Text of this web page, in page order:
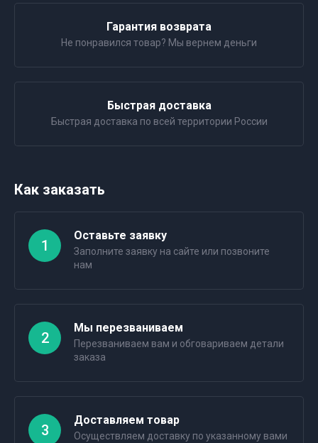
Гарантия возврата
Не понравился товар? Мы вернем деньги
Быстрая доставка
Быстрая доставка по всей территории России
Как заказать
1
Оставьте заявку
Заполните заявку на сайте или позвоните
нам
2
Мы перезваниваем
Перезваниваем вам и обговариваем детали
заказа
3
Доставляем товар
Осуществляем доставку по указанному вами